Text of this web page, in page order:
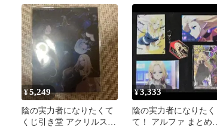
¥5,249
陰の実力者になりたくて
くじ引き堂 アクリルスタ
¥3,333
陰の実力者になりたく
て！ アルファ まとめ売